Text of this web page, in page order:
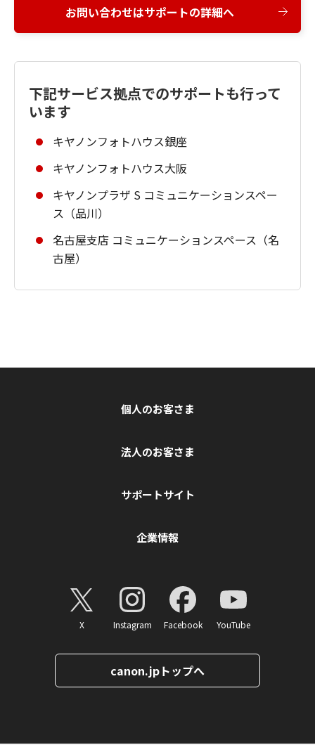
お問い合わせはサポートの詳細へ
下記サービス拠点でのサポートも行って
います
キヤノンフォトハウス銀座
キヤノンフォトハウス大阪
キヤノンプラザ S コミュニケーションスペー
ス（品川）
名古屋支店 コミュニケーションスペース（名
古屋）
個人のお客さま
法人のお客さま
サポートサイト
企業情報
X Instagram Facebook YouTube
canon.jpトップへ